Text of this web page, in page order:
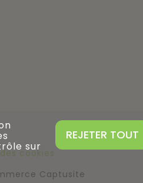
cookies
sur
REJETER TOUT
Captusite